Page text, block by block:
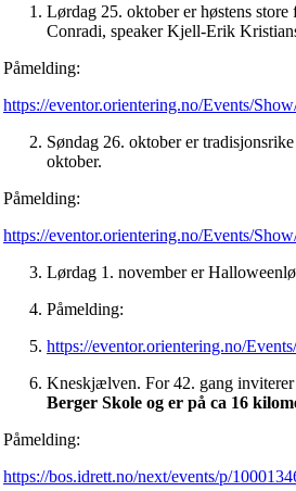
Lørdag 25. oktober er høstens
Conradi, speaker Kjell-Erik
Påmelding:
https://eventor.orientering.no/Events/
Søndag 26. oktober er
oktober.
Påmelding:
https://eventor.orientering.no/Events/
Lørdag 1. november er
Påmelding:
https://eventor.orientering.no/
Kneskjælven. For 42. gang
Berger Skole og er på ca 16
Påmelding:
https://bos.idrett.no/next/events/p/